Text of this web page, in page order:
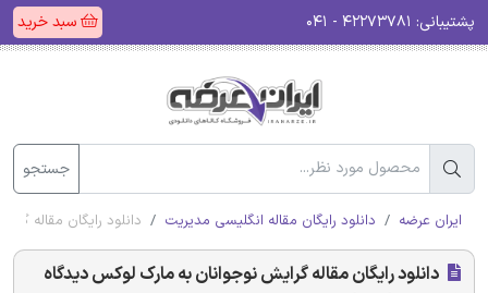
پشتیبانی: سبد خرید
جستجو
ایران عرضه دانلود رایگان مقاله انگلیسی مدیریت دانلود رایگان مقاله
دانلود رایگان مقاله گرایش نوجوانان به مارک لوکس دیدگاه